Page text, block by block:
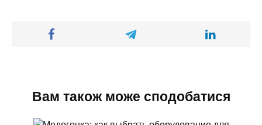
Вам також може сподобатися